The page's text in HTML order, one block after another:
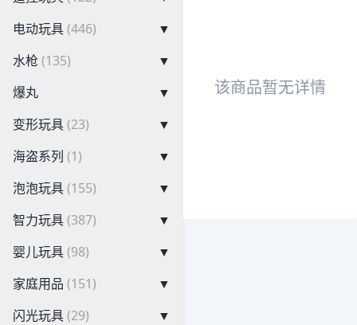
电动玩具(446)
▼
水枪 (135)
▼
爆丸
▼
变形玩具(23)
▼
海盗系列 (1)
▼
泡泡玩具(155)
▼
智力玩具(387)
▼
婴儿玩具(98)
▼
家庭用品 (151)
▼
闪光玩具(29)
▼
该商品暂无详情